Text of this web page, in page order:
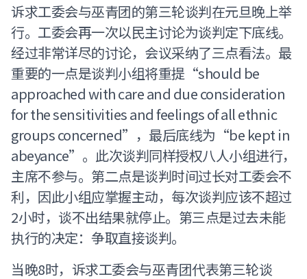
诉求工委会与巫青团的第三轮谈判在元旦晚上举
行。工委会再一次以民主讨论为谈判定下底线。
经过非常详尽的讨论，会议采纳了三点看法。最
重要的一点是谈判小组将重提“should be
approached with care and due consideration
for the sensitivities and feelings of all ethnic
groups concerned”，最后底线为“be kept in
abeyance”。此次谈判同样授权八人小组进行，
主席不参与。第二点是谈判时间过长对工委会不
利，因此小组应掌握主动，每次谈判应该不超过
2小时，谈不出结果就停止。第三点是过去未能
执行的决定：争取直接谈判。
当晚8时，诉求工委会与巫青团代表第三轮谈